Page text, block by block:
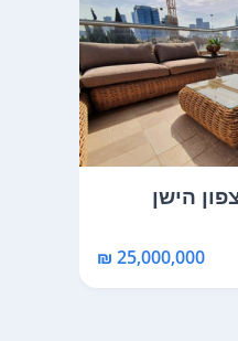
הישן
25,000,000 ₪